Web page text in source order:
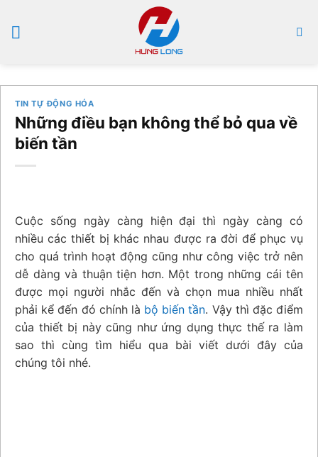
qua
nội
TIN TỰ ĐỘNG HÓA
Những điều bạn không thể bỏ qua về
biến tần
Cuộc sống ngày càng hiện đại thì ngày càng có
nhiều các thiết bị khác nhau được ra đời để phục vụ
cho quá trình hoạt động cũng như công việc trở nên
dễ dàng và thuận tiện hơn. Một trong những cái tên
được mọi người nhắc đến và chọn mua nhiều nhất
phải kể đến đó chính là bộ biến tần. Vậy thì đặc điểm
của thiết bị này cũng như ứng dụng thực thế ra làm
sao thì cùng tìm hiểu qua bài viết dưới đây của
chúng tôi nhé.